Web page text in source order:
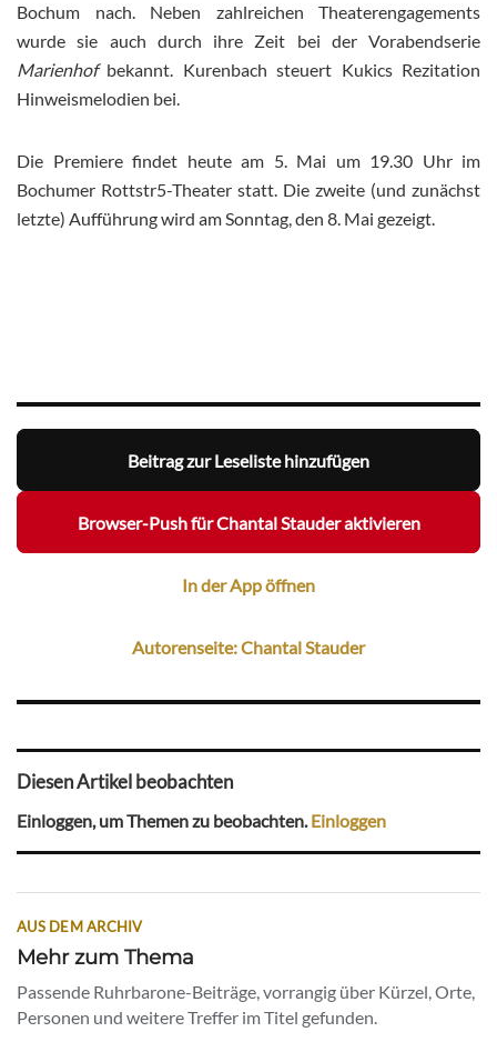
Bochum nach. Neben zahlreichen Theaterengagements
wurde sie auch durch ihre Zeit bei der Vorabendserie
Marienhofbekannt. Kurenbach steuert Kukics Rezitation
Hinweismelodien bei.
Die Premiere findet heute am 5. Mai um 19.30 Uhr im
Bochumer Rottstr5-Theater statt. Die zweite (und zunächst
letzte) Aufführung wird am Sonntag, den 8. Mai gezeigt.
Beitrag zur Leseliste hinzufügen
Browser-Push für Chantal Stauder aktivieren
In der App öffnen
Autorenseite: Chantal Stauder
Diesen Artikel beobachten
Einloggen, um Themen zu beobachten.Einloggen
AUS DEM ARCHIV
Mehr zum Thema
Passende Ruhrbarone-Beiträge, vorrangig über Kürzel, Orte,
Personen und weitere Treffer im Titel gefunden.